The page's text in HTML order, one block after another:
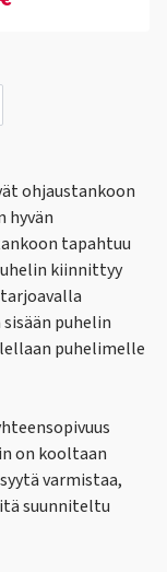
ohjaustankoon
hyvän
tapahtuu
kiinnittyy
puhelin
puhelimelle
on kooltaan
varmistaa,
suunniteltu